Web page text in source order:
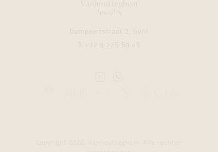
Vanhoutteghem
Jewelry
Dampoortstraat 2, Gent
T. +32 9 225 50 45